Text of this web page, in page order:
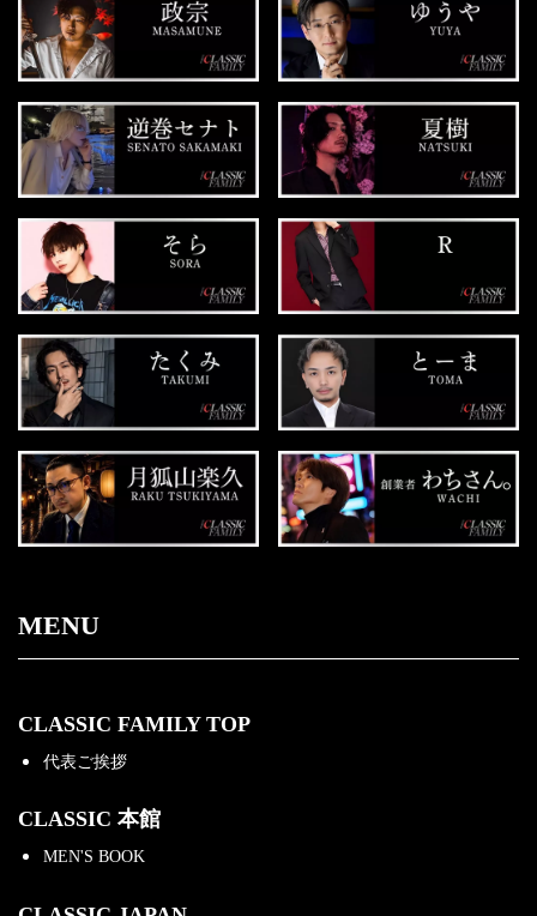
MENU
CLASSIC FAMILY TOP
代表ご挨拶
CLASSIC 本館
MEN'S BOOK